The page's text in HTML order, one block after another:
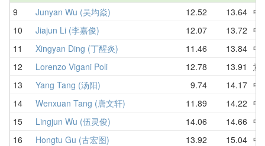
9
Junyan Wu (吴均焱) 12.52 13.64 中
10
Jiajun Li (李嘉俊) 12.07 13.72 中
11
Xingyan Ding (丁醒炎) 11.46 13.84 中
12
Lorenzo Vigani Poli 12.78 13.91
意
13
Yang Tang (汤阳) 9.74 14.17 中
14
Wenxuan Tang (唐文轩) 11.89 14.22 中
15
Lingjun Wu (伍灵俊) 14.06 14.66 中
16
Hongtu Gu (古宏图) 13.92 15.04 中